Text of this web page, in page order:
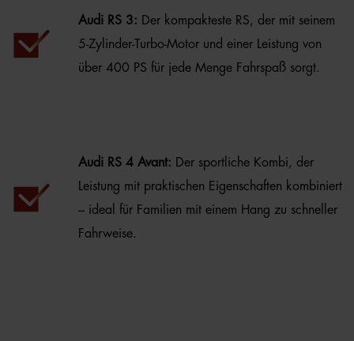
Audi RS 3: Der kompakteste RS, der mit seinem
5-Zylinder-Turbo-Motor und einer Leistung von
über 400 PS für jede Menge Fahrspaß sorgt.
Audi RS 4 Avant:
Der sportliche Kombi, der
Leistung mit praktischen Eigenschaften kombiniert
– ideal für Familien mit einem Hang zu schneller
Fahrweise.